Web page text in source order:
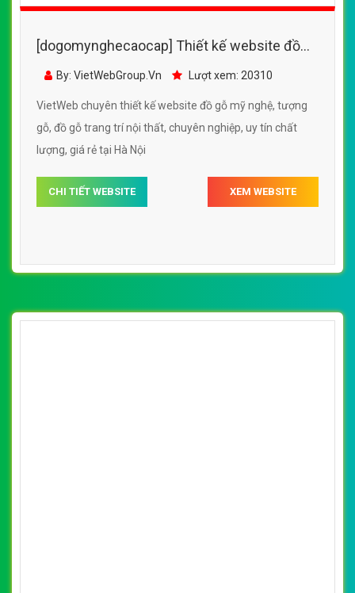
[dogomynghecaocap] Thiết kế website đồ
gỗ mỹ nghệ, tượng gỗ, đồ gỗ trang trí nội thất
By: VietWebGroup.Vn Lượt xem: 20310
VietWeb chuyên thiết kế website đồ gỗ mỹ nghệ, tượng
gỗ, đồ gỗ trang trí nội thất, chuyên nghiệp, uy tín chất
lượng, giá rẻ tại Hà Nội
CHI TIẾT WEBSITE XEM WEBSITE